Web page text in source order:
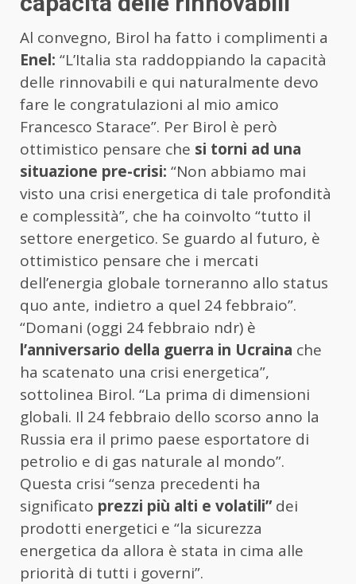
Al convegno, Birol ha fatto i complimenti a
Enel: “L’Italia sta raddoppiando la capacità
delle rinnovabili e qui naturalmente devo
fare le congratulazioni al mio amico
Francesco Starace”. Per Birol è però
ottimistico pensare che si torni ad una
situazione pre-crisi: “Non abbiamo mai
visto una crisi energetica di tale profondità
e complessità”, che ha coinvolto “tutto il
settore energetico. Se guardo al futuro, è
ottimistico pensare che i mercati
dell’energia globale torneranno allo status
quo ante, indietro a quel 24 febbraio”.
“Domani (oggi 24 febbraio ndr) è
l’anniversario della guerra in Ucraina che
ha scatenato una crisi energetica”,
sottolinea Birol. “La prima di dimensioni
globali. Il 24 febbraio dello scorso anno la
Russia era il primo paese esportatore di
petrolio e di gas naturale al mondo”.
Questa crisi “senza precedenti ha
significato prezzi più alti e volatili”dei
prodotti energetici e “la sicurezza
energetica da allora è stata in cima alle
priorità di tutti i governi”.